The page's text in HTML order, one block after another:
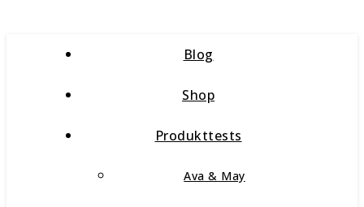
Blog
Shop
Produkttests
Ava & May